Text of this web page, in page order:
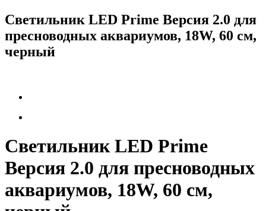
Светильник LED Prime Версия 2.0 для
пресноводных аквариумов, 18W, 60 см,
черный
Светильник LED Prime
Версия 2.0 для пресноводных
аквариумов, 18W, 60 см,